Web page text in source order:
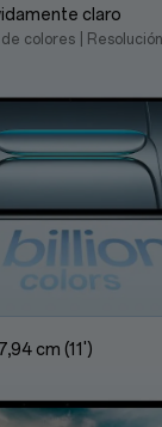
claro
de colores
cm (11')